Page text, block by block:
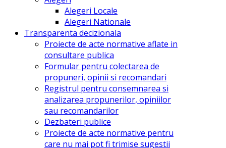
Alegeri Locale
Alegeri Nationale
Transparenta decizionala
Proiecte de acte normative aflate in
consultare publica
Formular pentru colectarea de
propuneri, opinii si recomandari
Registrul pentru consemnarea si
analizarea propunerilor, opiniilor
sau recomandarilor
Dezbateri publice
Proiecte de acte normative pentru
care nu mai pot fi trimise sugestii